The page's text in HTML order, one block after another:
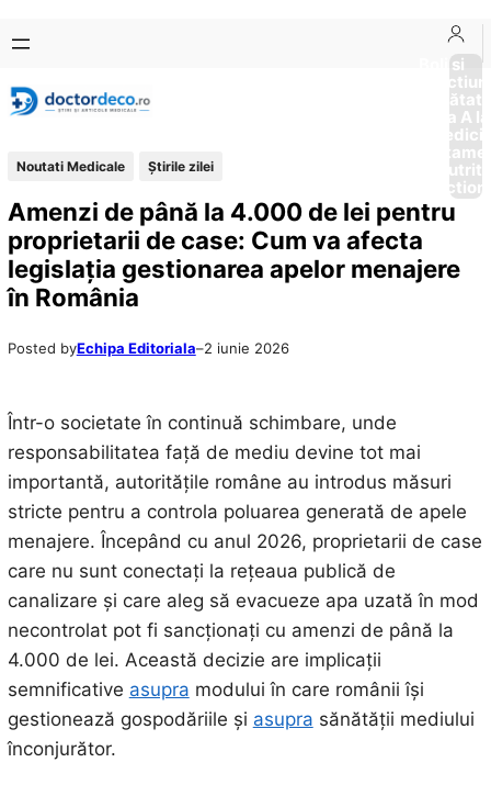
conținut
content
Boli si
Afectiuni
Sănătate
de la A
Noutati Medicale Știrile zilei
Amenzi de până la 4.000 de lei pentru
proprietarii de case: Cum va afecta
legislația gestionarea apelor menajere
în România
Posted byEchipa Editoriala–2 iunie 2026
Într-o societate în continuă schimbare, unde
responsabilitatea față de mediu devine tot mai
importantă, autoritățile române au introdus măsuri
stricte pentru a controla poluarea generată de apele
menajere. Începând cu anul 2026, proprietarii de case
care nu sunt conectați la rețeaua publică de
canalizare și care aleg să evacueze apa uzată în mod
necontrolat pot fi sancționați cu amenzi de până la
4.000 de lei. Această decizie are implicații
semnificative asupra modului în care românii își
gestionează gospodăriile și asupra sănătății mediului
înconjurător.